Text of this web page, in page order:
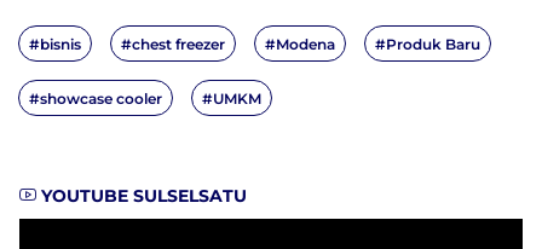
#bisnis #chest freezer #Modena #Produk Baru
#showcase cooler #UMKM
YOUTUBE SULSELSATU